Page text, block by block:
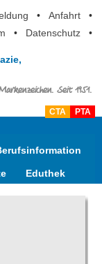
• Anfahrt
•
• Datenschutz •
Seit 1951.
CTA PTA
Eduthek